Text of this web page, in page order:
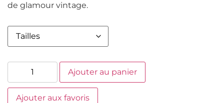
de glamour vintage.
Ajouter au panier
Ajouter aux favoris